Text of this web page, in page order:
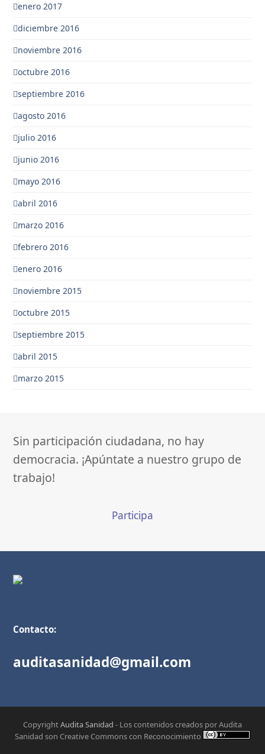
enero 2017
diciembre 2016
noviembre 2016
octubre 2016
septiembre 2016
agosto 2016
julio 2016
junio 2016
mayo 2016
abril 2016
marzo 2016
febrero 2016
enero 2016
noviembre 2015
octubre 2015
septiembre 2015
abril 2015
marzo 2015
Sin participación ciudadana, no hay
democracia. ¡Apúntate a nuestro grupo de
trabajo!
Participa
Contacto:
auditasanidad@gmail.com
CopyrightAudita Sanidad - Los contenidos creados por Audita
Sanidad son Creative Commons con Reconocimiento